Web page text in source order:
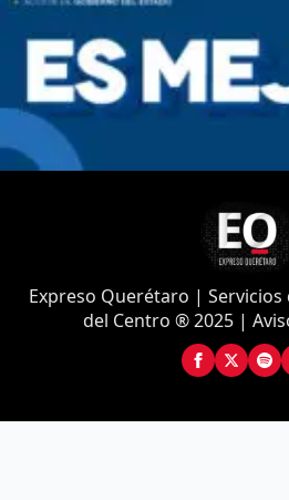
Expreso Querétaro |
del Centro ® 2025 |